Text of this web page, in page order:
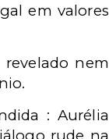
em valores
nem
: Aurélia